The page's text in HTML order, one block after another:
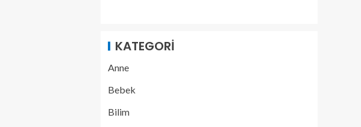
KATEGORI
Anne
Bebek
Bilim